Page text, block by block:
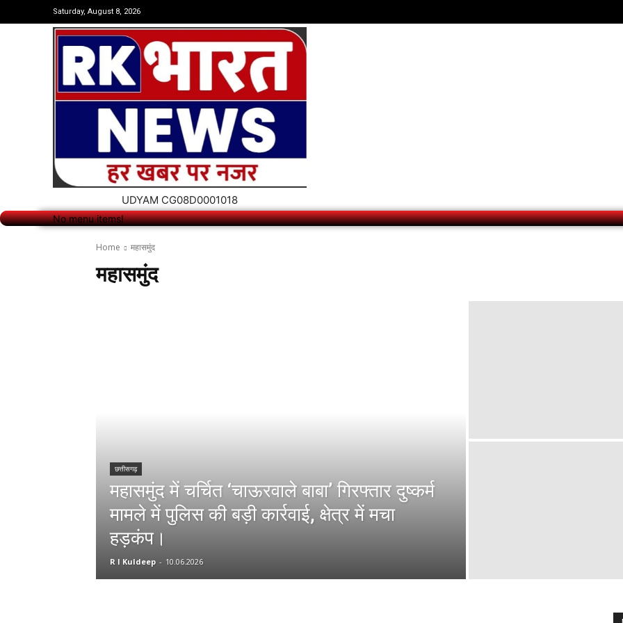
Saturday, August 8, 2026
UDYAM CG08D0001018
No menu items!
Home महासमुंद
महासमुंद
छत्तीसगढ़
महासमुंद में चर्चित ‘चाऊरवाले बाबा’ गिरफ्तार दुष्कर्म
मामले में पुलिस की बड़ी कार्रवाई, क्षेत्र में मचा
हड़कंप।
R l Kuldeep - 10.06.2026